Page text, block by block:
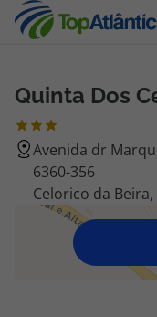
Destinos
Voos
Hotéis
Voos + Hotel
Quinta Dos
Avenida dr
6360-356
Celorico da